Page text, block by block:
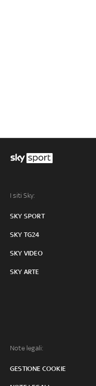
I siti Sky:
SKY SPORT
SKY TG24
SKY VIDEO
SKY ARTE
Note legali:
GESTIONE COOKIE